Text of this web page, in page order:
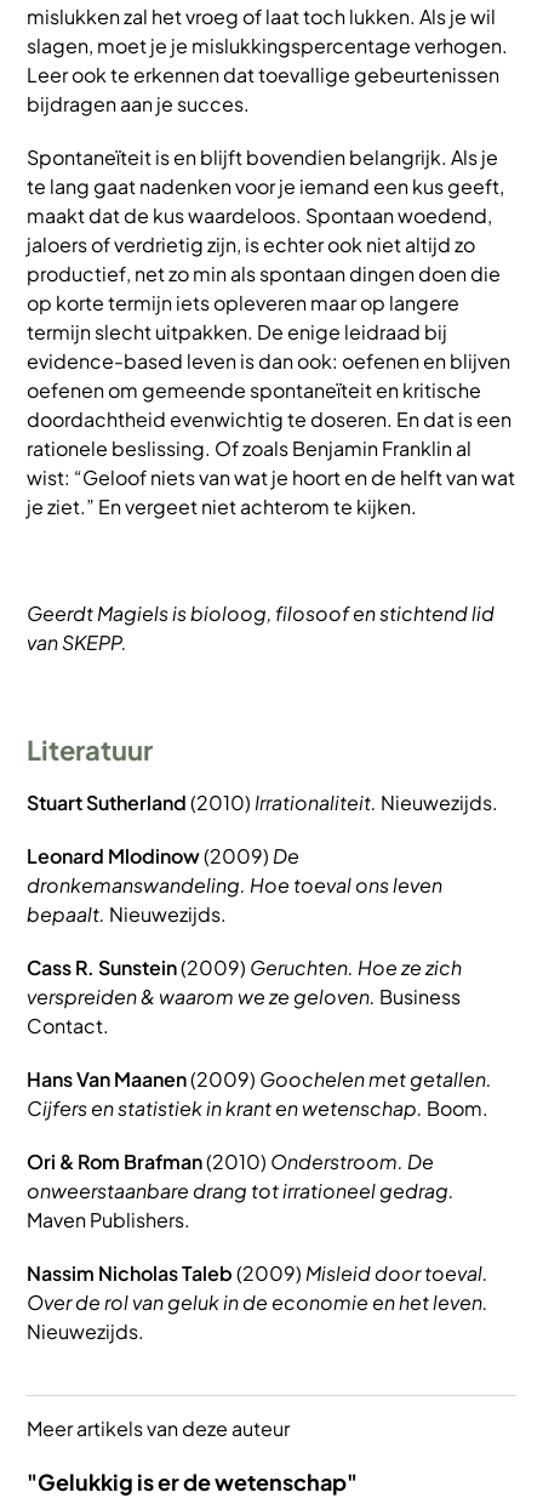
mislukken zal het vroeg of laat toch lukken. Als je wil
slagen, moet je je mislukkingspercentage verhogen.
Leer ook te erkennen dat toevallige gebeurtenissen
bijdragen aan je succes.
Spontaneïteit is en blijft bovendien belangrijk. Als je
te lang gaat nadenken voor je iemand een kus geeft,
maakt dat de kus waardeloos. Spontaan woedend,
jaloers of verdrietig zijn, is echter ook niet altijd zo
productief, net zo min als spontaan dingen doen die
op korte termijn iets opleveren maar op langere
termijn slecht uitpakken. De enige leidraad bij
evidence-based leven is dan ook: oefenen en blijven
oefenen om gemeende spontaneïteit en kritische
doordachtheid evenwichtig te doseren. En dat is een
rationele beslissing. Of zoals Benjamin Franklin al
wist: “Geloof niets van wat je hoort en de helft van wat
je ziet.” En vergeet niet achterom te kijken.
Geerdt Magiels is bioloog, filosoof en stichtend lid
van SKEPP.
Literatuur
Stuart Sutherland(2010)Irrationaliteit. Nieuwezijds.
Leonard Mlodinow(2009)De
dronkemanswandeling. Hoe toeval ons leven
bepaalt. Nieuwezijds.
Cass R. Sunstein(2009) Geruchten. Hoe ze zich
verspreiden & waarom we ze geloven. Business
Contact.
Hans Van Maanen(2009) Goochelen met getallen.
Cijfers en statistiek in krant en wetenschap. Boom.
Ori & Rom Brafman(2010) Onderstroom. De
onweerstaanbare drang tot irrationeel gedrag.
Maven Publishers.
Nassim Nicholas Taleb(2009)Misleid door toeval.
Over de rol van geluk in de economie en het leven.
Nieuwezijds.
Meer artikels van deze auteur
"Gelukkig is er de wetenschap"